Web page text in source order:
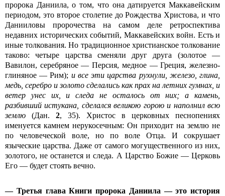
пророка Даниила, о том, что она датируется Маккавейским
периодом, это второе столетие до Рождества Христова, и что
Данииловы пророчества на самом деле ретроспектива
недавних исторических событий, Маккавейских войн. Есть и
иные толкования. Но традиционное христианское толкование
таково: четыре царства сменяли друг друга (золотое —
Вавилон, серебряное — Персия, медное — Греция, железно-
глиняное — Рим); и все эти царства рухнули, железо, глина,
медь, серебро и золото сделались как прах на летних гумнах, и
ветер унес их, и следа не осталось от них; а камень,
разбивший истукана, сделался великою горою и наполнил всю
землю (Дан. 2, 35). Христос в церковных песнопениях
именуется камнем нерукосечным: Он приходит на землю не
по человеческой воле, но по воле Отца. И сокрушает
языческие царства. Даже от самого могущественного из них,
золотого, не останется и следа. А Царство Божие — Церковь
Его — будет стоять вечно.
— Третья глава Книги пророка Даниила — это история